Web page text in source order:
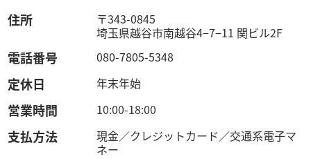
住所
〒343-0845
埼玉県越谷市南越谷4−7−11 関ビル2F
電話番号 080-7805-5348
定休日 年末年始
営業時間 10:00-18:00
支払方法
現金／クレジットカード／交通系電子マ
ネー